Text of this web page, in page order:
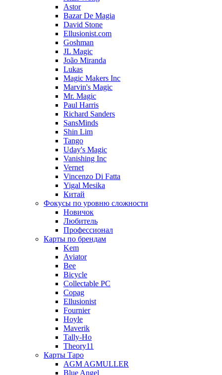
Astor
Bazar De Magia
David Stone
Ellusionist.com
Goshman
JL Magic
João Miranda
Lukas
Magic Makers Inc
Marvin's Magic
Mr. Magic
Paul Harris
Richard Sanders
SansMinds
Shin Lim
Tango
Uday's Magic
Vanishing Inc
Vernet
Vincenzo Di Fatta
Yigal Mesika
Китай
Фокусы по уровню сложности
Новичок
Любитель
Профессионал
Карты по брендам
Kem
Aviator
Bee
Bicycle
Collectable PC
Copag
Ellusionist
Fournier
Hoyle
Maverik
Tally-Ho
Theory11
Карты Таро
AGM AGMULLER
Blue Angel